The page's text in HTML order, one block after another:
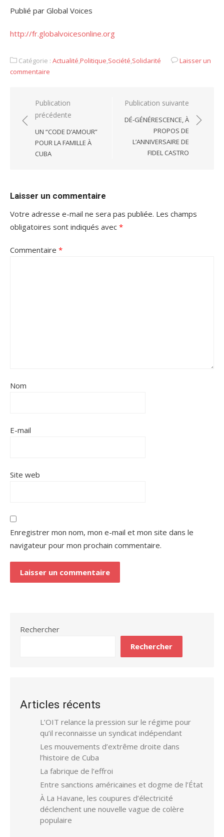
Publié par Global Voices
http://fr.globalvoicesonline.org
Catégorie : Actualité Politique Société Solidarité
Laisser un
commentaire
Navigation
de
l’article
Publication
précédente
UN “CODE D’AMOUR”
POUR LA FAMILLE À
CUBA
Publication suivante
DÉ-GÉNÉRESCENCE, À
PROPOS DE
L’ANNIVERSAIRE DE
FIDEL CASTRO
Laisser un commentaire
Votre adresse e-mail ne sera pas publiée. Les champs
obligatoires sont indiqués avec *
Commentaire *
Nom
E-mail
Site web
Enregistrer mon nom, mon e-mail et mon site dans le
navigateur pour mon prochain commentaire.
Rechercher
Rechercher
Articles récents
L’OIT relance la pression sur le régime pour
qu’il reconnaisse un syndicat indépendant
Les mouvements d’extrême droite dans
l’histoire de Cuba
La fabrique de l’effroi
Entre sanctions américaines et dogme de l’État
À La Havane, les coupures d’électricité
déclenchent une nouvelle vague de colère
populaire